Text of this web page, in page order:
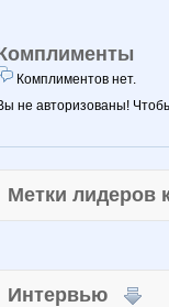
Комплиментов нет.
не авторизованы!
Метки
Интервью